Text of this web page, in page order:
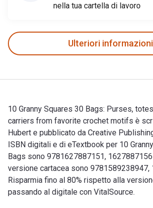
nella tua cartella di lavoro
Ulteriori informazioni
10 Granny Squares 30 Bags: Purses,
carriers from favorite crochet motifs è
Hubert e pubblicato da Creative
ISBN digitali e di eTextbook per 10
Bags sono 9781627887151,
versione cartacea sono 9781589238947,
Risparmia fino al 80% rispetto alla
passando al digitale con VitalSource.